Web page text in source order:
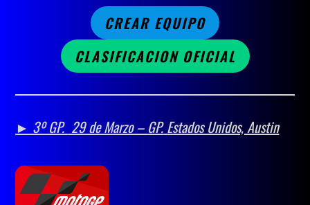
CREAR EQUIPO
CLASIFICACION OFICIAL
► 3º GP. 29 de Marzo – GP.Estados Unidos, Austin